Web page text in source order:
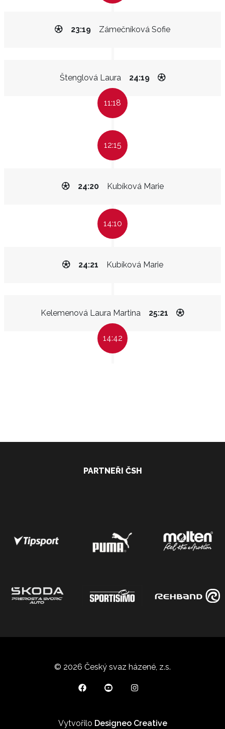
Zámečníková Sofie
23:19
Štenglová Laura 24:19
11:18
12:15
Kubíková Marie
24:20
14:10
Kubíková Marie
24:21
Kelemenová Laura Martina 25:21
14:42
PARTNEŘI ČSH
© 2026 Český svaz házené, z.s.
Vytvořilo Designeo Creative